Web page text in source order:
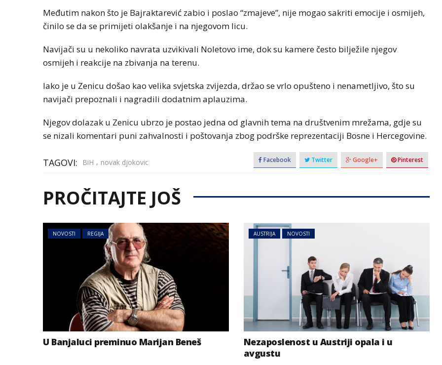
Međutim nakon što je Bajraktarević zabio i poslao “zmajeve”, nije mogao sakriti emocije i osmijeh,
činilo se da se primijeti olakšanje i na njegovom licu.
Navijači su u nekoliko navrata uzvikivali Noletovo ime, dok su kamere često bilježile njegov
osmijeh i reakcije na zbivanja na terenu.
Iako je u Zenicu došao kao velika svjetska zvijezda, držao se vrlo opušteno i nenametljivo, što su
navijači prepoznali i nagradili dodatnim aplauzima.
Njegov dolazak u Zenicu ubrzo je postao jedna od glavnih tema na društvenim mrežama, gdje su
se nizali komentari puni zahvalnosti i poštovanja zbog podrške reprezentaciji Bosne i Hercegovine.
TAGOVI: BiH , novak djokovic Facebook Twitter Google+ Pinterest
PROČITAJTE JOŠ
NOVOSTI REGIJA
U Banjaluci preminuo Marijan Beneš
AUSTRIJA NOVOSTI
Nezaposlenost u Austriji opala i u
avgustu